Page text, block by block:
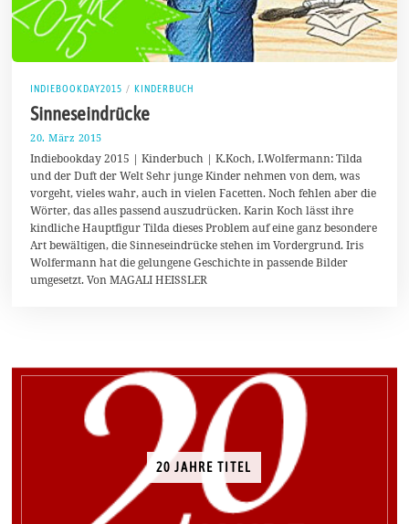
INDIEBOOKDAY2015 / KINDERBUCH
Sinneseindrücke
20. März 2015
7
.
A
u
g
s
t
2
0
1
Indiebookday 2015 | Kinderbuch | K.Koch, I.Wolfermann: Tilda
und der Duft der Welt Sehr junge Kinder nehmen von dem, was
vorgeht, vieles wahr, auch in vielen Facetten. Noch fehlen aber die
Wörter, das alles passend auszudrücken. Karin Koch lässt ihre
kindliche Hauptfigur Tilda dieses Problem auf eine ganz besondere
Art bewältigen, die Sinneseindrücke stehen im Vordergrund. Iris
Wolfermann hat die gelungene Geschichte in passende Bilder
umgesetzt. Von MAGALI HEISSLER
20 JAHRE TITEL